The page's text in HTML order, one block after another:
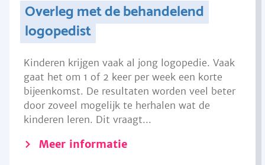
Overleg met de behandelend
logopedist
Kinderen krijgen vaak al jong logopedie. Vaak
gaat het om 1 of 2 keer per week een korte
bijeenkomst. De resultaten worden veel beter
door zoveel mogelijk te herhalen wat de
kinderen leren. Dit vraagt...
Meer informatie